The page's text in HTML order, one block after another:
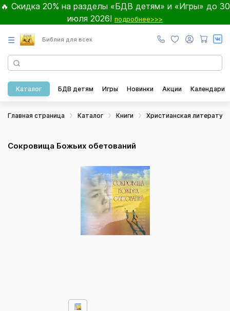
🔥 Скидка 20% на разделы «БДВ детям» и «Игры» до 30
июля 2026! подробнее>>>
☰ Библия для всех
Каталог БДВ детям Игры Новинки Акции Календари
Главная страница Каталог Книги Христианская литература
Сокровища Божьих обетований